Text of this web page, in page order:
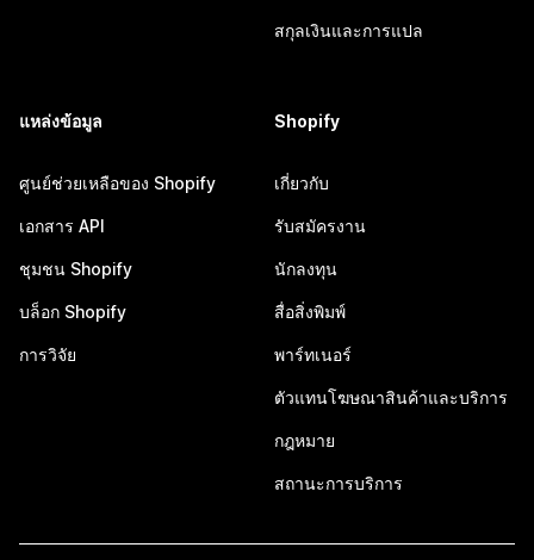
สกุลเงินและการแปล
แหล่งข้อมูล
ศูนย์ช่วยเหลือของ Shopify
เอกสาร API
ชุมชน Shopify
บล็อก Shopify
การวิจัย
Shopify
เกี่ยวกับ
รับสมัครงาน
นักลงทุน
สื่อสิ่งพิมพ์
พาร์ทเนอร์
ตัวแทนโฆษณาสินค้าและบริการ
กฎหมาย
สถานะการบริการ